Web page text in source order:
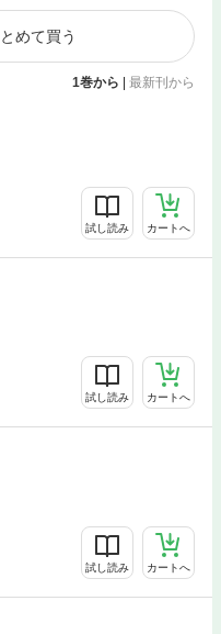
めて買う
1巻から | 最新刊から
試し読み カートへ
試し読み カートへ
試し読み カートへ